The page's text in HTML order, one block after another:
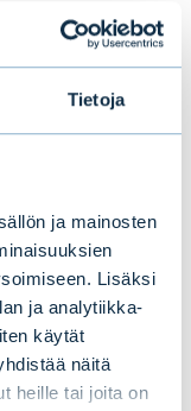
Tietoja
ja mainosten
Lisäksi
ja analytiikka-
käytät
näitä
heille tai joita on
1–6/2026: